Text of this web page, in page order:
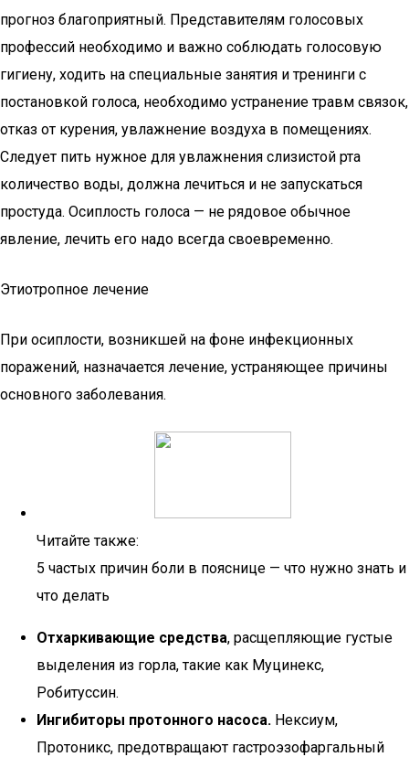
прогноз благоприятный. Представителям голосовых
профессий необходимо и важно соблюдать голосовую
гигиену, ходить на специальные занятия и тренинги с
постановкой голоса, необходимо устранение травм связок,
отказ от курения, увлажнение воздуха в помещениях.
Следует пить нужное для увлажнения слизистой рта
количество воды, должна лечиться и не запускаться
простуда. Осиплость голоса — не рядовое обычное
явление, лечить его надо всегда своевременно.
Этиотропное лечение
При осиплости, возникшей на фоне инфекционных
поражений, назначается лечение, устраняющее причины
основного заболевания.
Читайте также:
5 частых причин боли в пояснице — что нужно знать и
что делать
Отхаркивающие средства, расщепляющие густые
выделения из горла, такие как Муцинекс,
Робитуссин.
Ингибиторы протонного насоса. Нексиум,
Протоникс, предотвращают гастроэзофаргальный